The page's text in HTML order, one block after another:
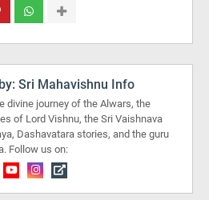
Sri Mahavishnu Info
divine journey of the Alwars, the
of Lord Vishnu, the Sri Vaishnava
Dashavatara stories, and the guru
Follow us on: